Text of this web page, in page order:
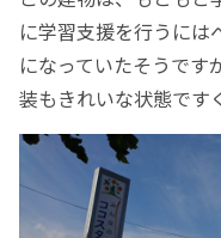
に学習支援を行うには
になっていたそうです
装もきれいな状態です